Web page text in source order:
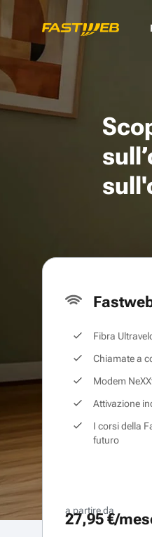
Fibra
Chiamate a
Modem
Attivazione
I corsi della
futuro
a partire da
27,95 €/